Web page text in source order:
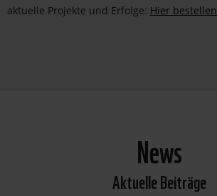
aktuelle Projekte und Erfolge: Hier bestellen
News
Aktuelle Beiträge